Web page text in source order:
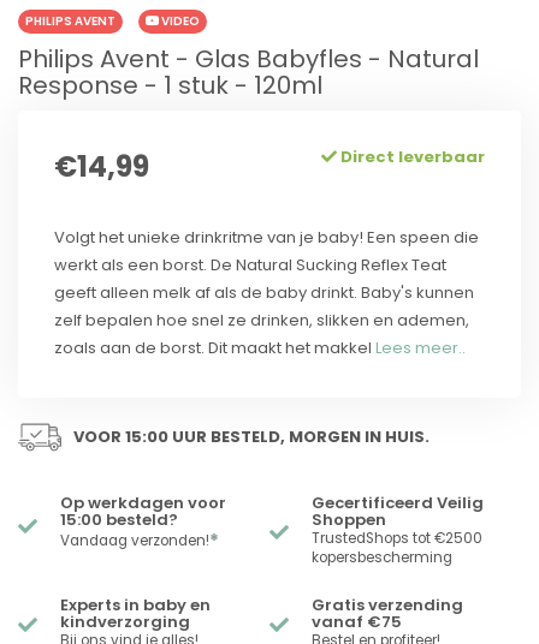
PHILIPS AVENT VIDEO
Philips Avent - Glas Babyfles - Natural
Response - 1 stuk - 120ml
€14,99 Direct leverbaar
Volgt het unieke drinkritme van je baby! Een speen die
werkt als een borst. De Natural Sucking Reflex Teat
geeft alleen melk af als de baby drinkt. Baby's kunnen
zelf bepalen hoe snel ze drinken, slikken en ademen,
zoals aan de borst. Dit maakt het makkel Lees meer..
VOOR 15:00 UUR BESTELD, MORGEN IN HUIS.
Op werkdagen voor
15:00 besteld?
Vandaag verzonden!*
Gecertificeerd Veilig
Shoppen
TrustedShops tot €2500
kopersbescherming
Experts in baby en
kindverzorging
Gratis verzending
vanaf €75